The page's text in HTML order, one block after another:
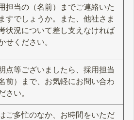
担当の（名前）までご連絡いた
すでしょうか。また、他社さま
状況について差し支えなければ
せください。
点等ございましたら、採用担当
前）まで、お気軽にお問い合わ
さい。
ご多忙のなか、お時間をいただ